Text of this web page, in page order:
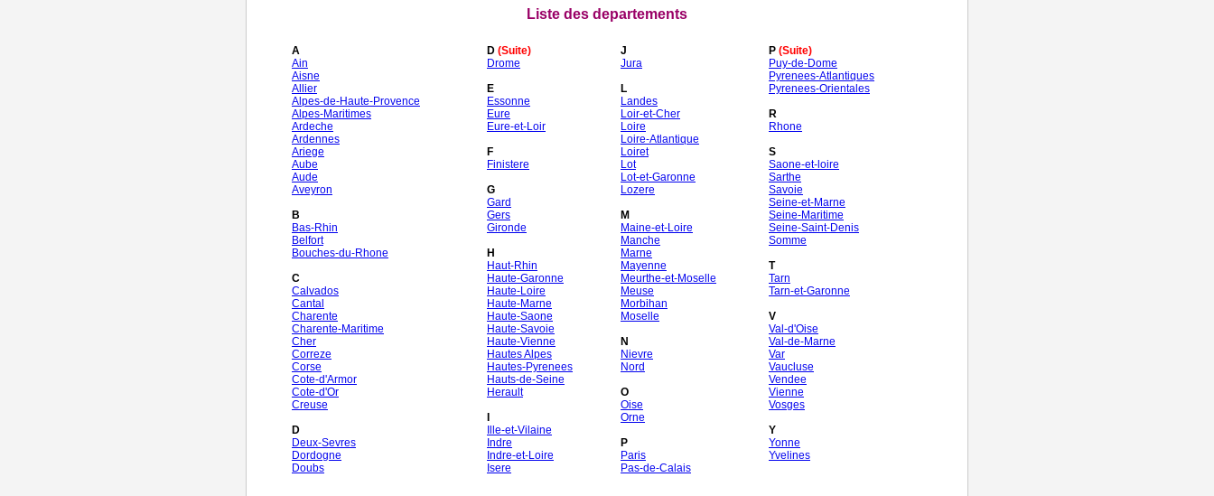
Liste des departements
A
Ain
Aisne
Allier
Alpes-de-Haute-Provence
Alpes-Maritimes
Ardeche
Ardennes
Ariege
Aube
Aude
Aveyron
B
Bas-Rhin
Belfort
Bouches-du-Rhone
C
Calvados
Cantal
Charente
Charente-Maritime
Cher
Correze
Corse
Cote-d'Armor
Cote-d'Or
Creuse
D
Deux-Sevres
Dordogne
Doubs
D (Suite)
Drome
E
Essonne
Eure
Eure-et-Loir
F
Finistere
G
Gard
Gers
Gironde
H
Haut-Rhin
Haute-Garonne
Haute-Loire
Haute-Marne
Haute-Saone
Haute-Savoie
Haute-Vienne
Hautes Alpes
Hautes-Pyrenees
Hauts-de-Seine
Herault
Ille-et-Vilaine
Indre
Indre-et-Loire
Isere
J
Jura
L
Landes
Loir-et-Cher
Loire
Loire-Atlantique
Loiret
Lot
Lot-et-Garonne
Lozere
M
Maine-et-Loire
Manche
Marne
Mayenne
Meurthe-et-Moselle
Meuse
Morbihan
Moselle
N
Nievre
Nord
O
Oise
Orne
P
Paris
Pas-de-Calais
P (Suite)
Puy-de-Dome
Pyrenees-Atlantiques
Pyrenees-Orientales
R
Rhone
S
Saone-et-loire
Sarthe
Savoie
Seine-et-Marne
Seine-Maritime
Seine-Saint-Denis
Somme
T
Tarn
Tarn-et-Garonne
V
Val-d'Oise
Val-de-Marne
Var
Vaucluse
Vendee
Vienne
Vosges
Y
Yonne
Yvelines